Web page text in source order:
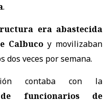
.
era abastecida
Calbuco y movilizaban
dos veces por semana.
contaba con la
funcionarios de